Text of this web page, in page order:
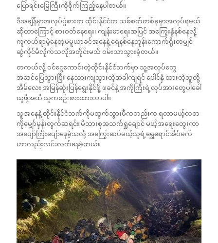
ပြောရင်းမြေကြီးကိုစိုက်ကြည့်နေပါတယ်။
ဒီအချိန်မှာအလုပ်ပွဲစားက ထိုင်းနိုင်ငံက သစ်စက်တစ်ခုမှာအလုပ်ရမယ်
ဆိုတာကြောင့် စားဝတ်နေရေး၊ ကျန်းမာရေးအပြင် အကြွေးနွံနစ်နေလို့
ကူကယ်ရာမဲ့နေတဲ့မမူယာခင်အနေနဲ့ ရေနစ်နေတုန်းကောက်ရိုးတမျှင်
ဆွဲကိုင်မိလိုက်သလိုအတိုင်းမသိ ဝမ်းသာသွားခဲ့တယ်။
တကယ်လို့ ဝင်ငွေကောင်းတဲ့ထိုင်းနိုင်ငံဘက်မှာ သူ့အလုပ်တွေ
အဆင်ပြေသွားပြီး နေသားကျသွားတဲ့အခါကျရင် ပေါင်နှံ ထားတဲ့သူတို့
အိမ်လေး အမြန်ဆုံးပြန်ရွေးနိုင်ဖို့ ဖခင်နဲ့ အကိုကြီးရဲ့လုပ်အားတွေပါခေါ်
ယူဖို့အထိ သူကစဉ်းစားထားတာပါ။
သူအနေနဲ့ ထိုင်းနိုင်ငံဘက်ကိုမထွက်သွားမီကတည်းက ရလာမယ့်လစာ
ကိုမျှော်မှန်းတွက်ဆရင်း မိသားစုအသက်ရှုချောင် မယ့်အရေးတွေးကာ
အပျော်ကြီးပျော်နေခဲ့သလို့ အကြွေးဆပ်မယ့်သူရဲ့ရွှေရောင်အိပ်မက်
ဟာလည်းလင်းလက်နေခဲ့တယ်။